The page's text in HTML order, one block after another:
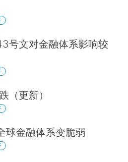
号文对金融体系影响较
（更新）
球金融体系变脆弱